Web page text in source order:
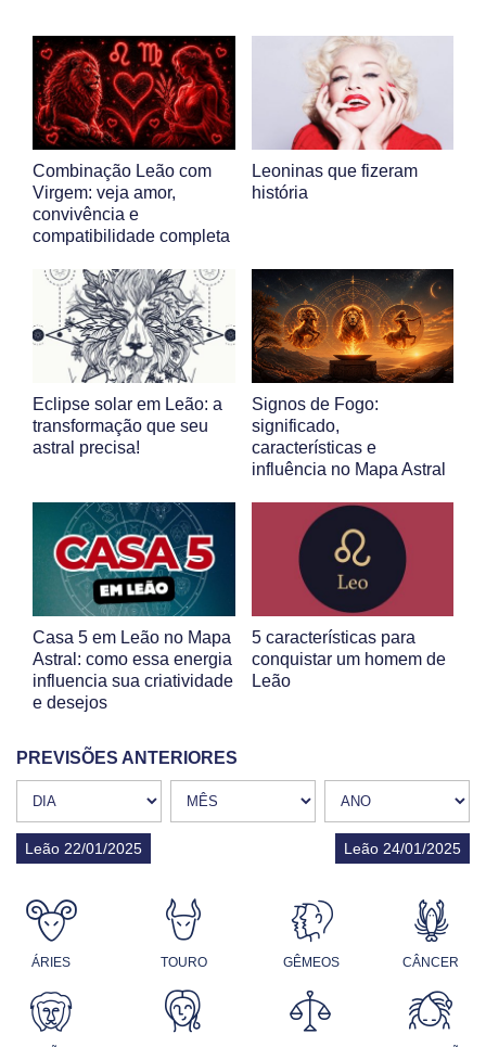
Combinação Leão com
Virgem: veja amor,
convivência e
compatibilidade completa
Leoninas que fizeram
história
Eclipse solar em Leão: a
transformação que seu
astral precisa!
Signos de Fogo:
significado,
características e
influência no Mapa Astral
Casa 5 em Leão no Mapa
Astral: como essa energia
influencia sua criatividade
e desejos
5 características para
conquistar um homem de
Leão
PREVISÕES ANTERIORES
Leão 22/01/2025 Leão 24/01/2025
ÁRIES TOURO GÊMEOS CÂNCER